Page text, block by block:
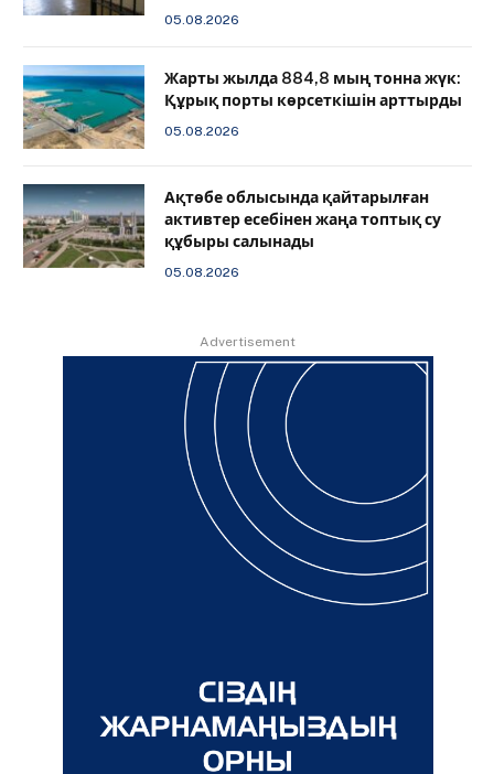
05.08.2026
Жарты жылда 884,8 мың тонна жүк:
Құрық порты көрсеткішін арттырды
05.08.2026
Ақтөбе облысында қайтарылған
активтер есебінен жаңа топтық су
құбыры салынады
05.08.2026
Advertisement